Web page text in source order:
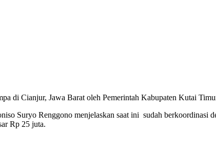
di Cianjur, Jawa Barat oleh Pemerintah Kabupaten Kutai
Suryo Renggono menjelaskan saat ini sudah
Rp 25 juta.